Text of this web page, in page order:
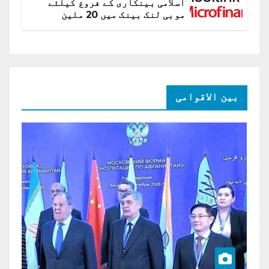
اسلامی بینکاری کے فروغ کیلئے
موبی لنک بینک میں 20 ملین
بین الاقوامی